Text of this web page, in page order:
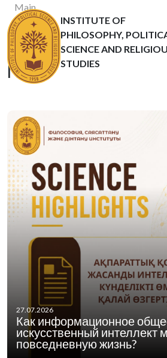
INSTITUTE OF
PHILOSOPHY,
SCIENCE AND
STUDIES
Main
News
Статьи
News
27.07.2026
Как информационное
искусственный интеллект
повседневную жизнь?